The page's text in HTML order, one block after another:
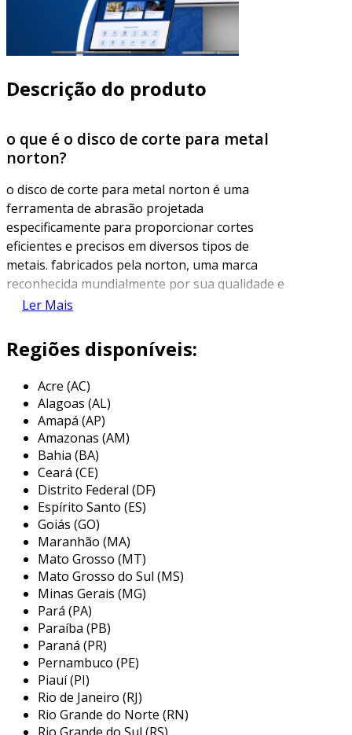
Descrição do produto
o que é o disco de corte para metal
norton?
o disco de corte para metal norton é uma
ferramenta de abrasão projetada
especificamente para proporcionar cortes
eficientes e precisos em diversos tipos de
metais. fabricados pela norton, uma marca
reconhecida mundialmente por sua qualidade e
inovação em produtos abrasivos, esses discos
esmerilhadeiras angulares e serras de corte. os
discos norton são conhecidos por sua
durabilidade e desempenho superior,
oferecendo uma solução ideal para indústrias e
profissionais que necessitam de cortes limpos e
rápidos.
os discos de corte da marca variam em
diâmetros e espessuras, o que permite uma
ampla gama de aplicações, desde pequenos
trabalhos de bricolagem até grandes projetos
industriais. além disso, eles são projetados
para minimizar o aquecimento durante o corte,
reduzindo o risco de deformação do material e
aumentando a vida útil do disco, o que resulta
em eficiência e economia.
principais aplicações do disco de
corte para metal norton
os discos de corte norton são versáteis e
podem ser utilizados em uma variedade de
Ler Mais
Regiões disponíveis:
Acre (AC)
Alagoas (AL)
Amapá (AP)
Amazonas (AM)
Bahia (BA)
Ceará (CE)
Distrito Federal (DF)
Espírito Santo (ES)
Goiás (GO)
Maranhão (MA)
Mato Grosso (MT)
Mato Grosso do Sul (MS)
Minas Gerais (MG)
Pará (PA)
Paraíba (PB)
Paraná (PR)
Pernambuco (PE)
Piauí (PI)
Rio de Janeiro (RJ)
Rio Grande do Norte (RN)
Rio Grande do Sul (RS)